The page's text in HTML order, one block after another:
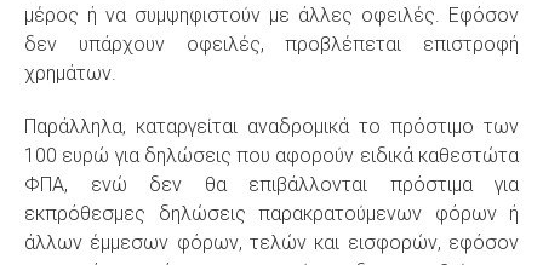
μέρος ή να συμψηφιστούν με άλλες οφειλές. Εφόσον
δεν υπάρχουν οφειλές, προβλέπεται επιστροφή
χρημάτων.
Παράλληλα, καταργείται αναδρομικά το πρόστιμο των
100 ευρώ για δηλώσεις που αφορούν ειδικά καθεστώτα
ΦΠΑ, ενώ δεν θα επιβάλλονται πρόστιμα για
εκπρόθεσμες δηλώσεις παρακρατούμενων φόρων ή
άλλων έμμεσων φόρων, τελών και εισφορών, εφόσον